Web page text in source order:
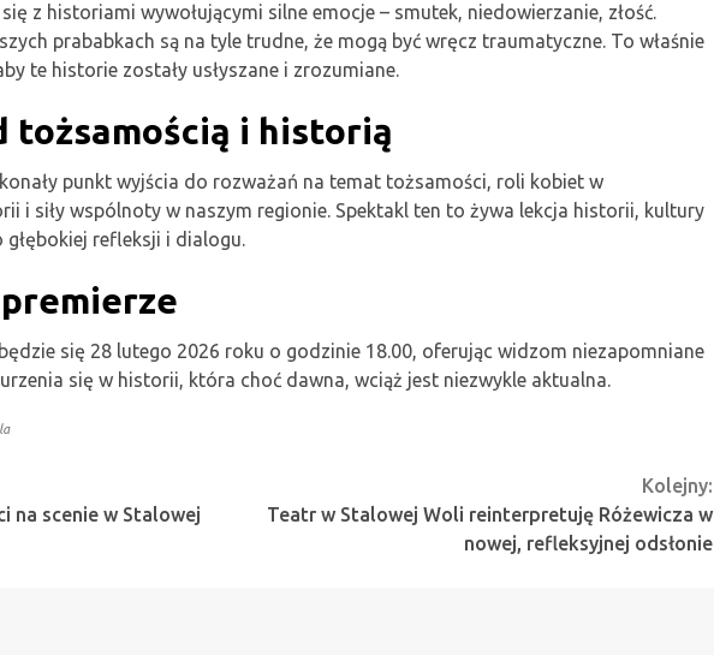
z historiami wywołującymi silne emocje – smutek, niedowierzanie, złość.
prababkach są na tyle trudne, że mogą być wręcz traumatyczne. To właśnie
te historie zostały usłyszane i zrozumiane.
tożsamością i historią
punkt wyjścia do rozważań na temat tożsamości, roli kobiet w
i siły wspólnoty w naszym regionie. Spektakl ten to żywa lekcja historii, kultury
refleksji i dialogu.
się 28 lutego 2026 roku o godzinie 18.00, oferując widzom niezapomniane
się w historii, która choć dawna, wciąż jest niezwykle aktualna.
na scenie w Stalowej
Kolejny:
Teatr w Stalowej Woli reinterpretuję Różewicza w
nowej, refleksyjnej odsłonie